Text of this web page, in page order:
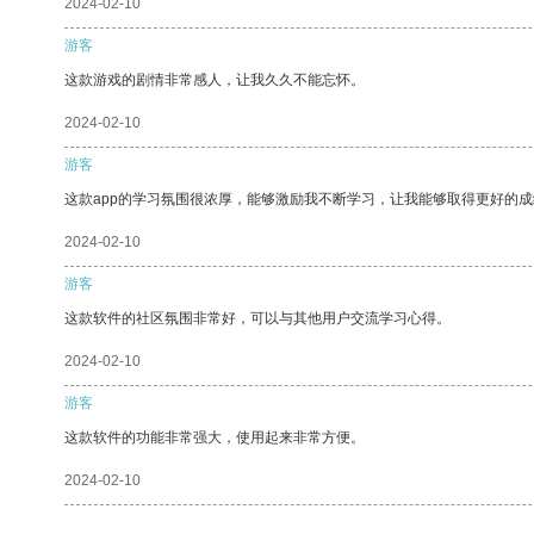
2024-02-10
游客
这款游戏的剧情非常感人，让我久久不能忘怀。
2024-02-10
游客
这款app的学习氛围很浓厚，能够激励我不断学习，让我能够取得更好的
2024-02-10
游客
这款软件的社区氛围非常好，可以与其他用户交流学习心得。
2024-02-10
游客
这款软件的功能非常强大，使用起来非常方便。
2024-02-10